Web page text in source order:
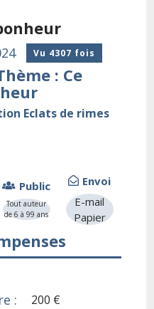
Vu 4307 fois
: Ce
Eclats de rimes
Public
Tout auteur
de 6 à 99 ans
Envoi
E-mail
Papier
: 200 €